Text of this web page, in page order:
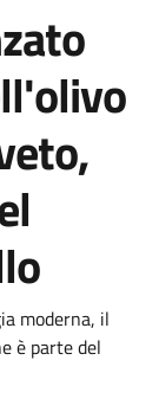
moderna, il
è parte del